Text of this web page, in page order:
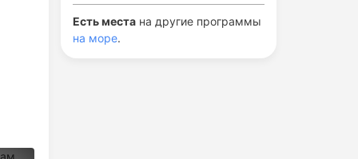
Есть места на другие программы
на море.